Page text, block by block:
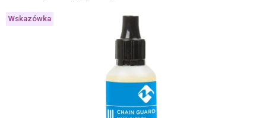
produktu
wynosi
Wskazówka